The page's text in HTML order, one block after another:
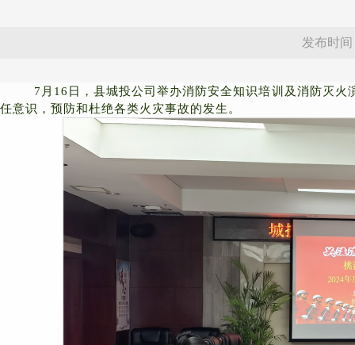
发布时间
7月16日，县城投公司举办消防安全知识培训及消防灭
任意识，预防和杜绝各类火灾事故的发生。